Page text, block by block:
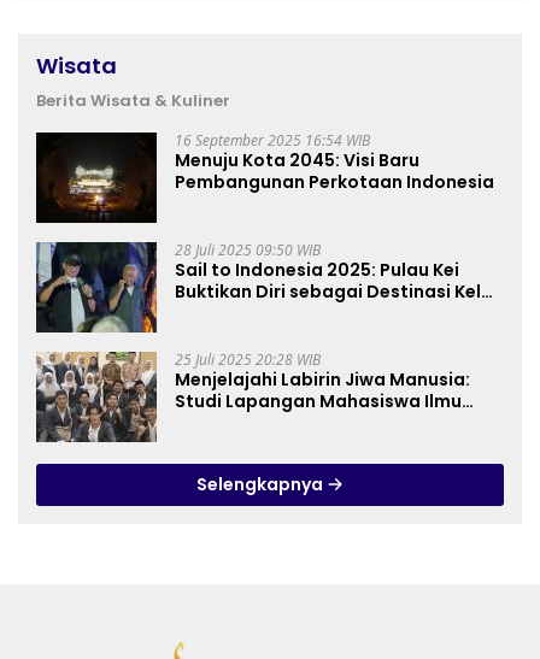
Wisata
Berita Wisata & Kuliner
16 September 2025 16:54 WIB
Menuju Kota 2045: Visi Baru
Pembangunan Perkotaan Indonesia
28 Juli 2025 09:50 WIB
Sail to Indonesia 2025: Pulau Kei
Buktikan Diri sebagai Destinasi Kelas
25 Juli 2025 20:28 WIB
Menjelajahi Labirin Jiwa Manusia:
Studi Lapangan Mahasiswa Ilmu
Selengkapnya